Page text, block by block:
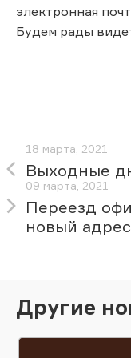
электронная
Будем рады
18 марта, 2021
Выходные
09 марта, 2021
Переезд
новый адрес
Другие